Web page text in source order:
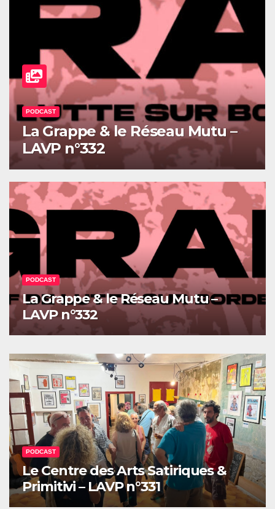
PODCAST
Le Centre des Arts Satiriques &
Primitivi – LAVP n°331
PODCAST
La Grappe & le Réseau Mutu –
LAVP n°332
PODCAST
Le Centre des Arts Satiriques &
Primitivi – LAVP n°331